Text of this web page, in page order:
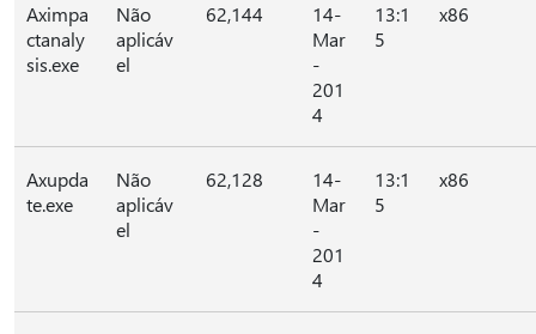
Aximpa
ctanaly
sis.exe
Não
aplicáv
el
62,144
14-
Mar
-
201
4
13:1
5
x86
Axupda
te.exe
Não
aplicáv
el
62,128
14-
Mar
-
201
4
13:1
5
x86